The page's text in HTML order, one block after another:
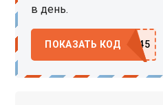
в день.
ПОКАЗАТЬ КОД